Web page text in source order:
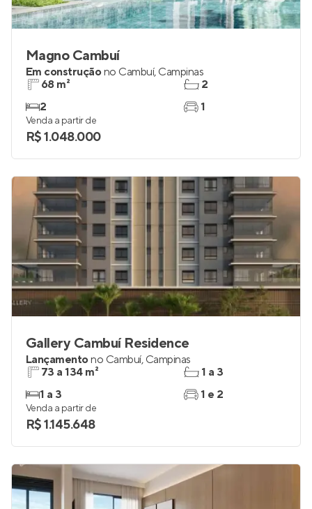
Magno Cambuí
Em construçãono Cambuí, Campinas
68 m²
2
2
1
Venda a partir de
R$ 1.048.000
Gallery Cambuí Residence
Lançamentono Cambuí, Campinas
73 a 134 m²
1 a 3
1 a 3
1 e 2
Venda a partir de
R$ 1.145.648